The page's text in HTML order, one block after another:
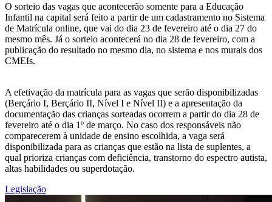
O sorteio das vagas que acontecerão somente para a Educação
Infantil na capital será feito a partir de um cadastramento no Sistema
de Matrícula online, que vai do dia 23 de fevereiro até o dia 27 do
mesmo mês. Já o sorteio acontecerá no dia 28 de fevereiro, com a
publicação do resultado no mesmo dia, no sistema e nos murais dos
CMEIs.
A efetivação da matrícula para as vagas que serão disponibilizadas
(Berçário I, Berçário II, Nível I e Nível II) e a apresentação da
documentação das crianças sorteadas ocorrem a partir do dia 28 de
fevereiro até o dia 1º de março. No caso dos responsáveis não
comparecerem à unidade de ensino escolhida, a vaga será
disponibilizada para as crianças que estão na lista de suplentes, a
qual prioriza crianças com deficiência, transtorno do espectro autista,
altas habilidades ou superdotação.
Legislação